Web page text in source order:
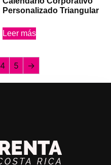
Personalizado Triangular
Leer más
4 5 →